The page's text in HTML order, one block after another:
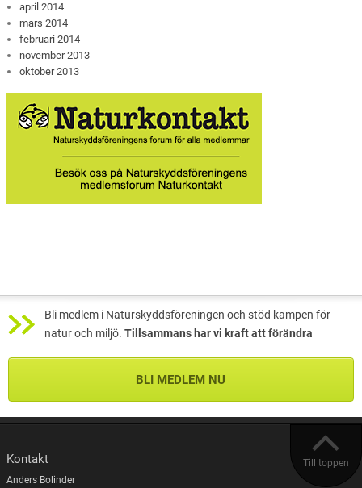
april 2014
mars 2014
februari 2014
november 2013
oktober 2013
Bli medlem i Naturskyddsföreningen och stöd kampen för
natur och miljö. Tillsammans har vi kraft att förändra
BLI MEDLEM NU
Till toppen
Kontakt
Anders Bolinder